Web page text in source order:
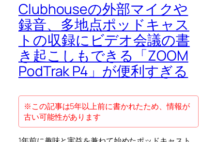
Clubhouseの外部マイクや
録音、多地点ポッドキャス
トの収録にビデオ会議の書
き起こしもできる「ZOOM
PodTrak P4」が便利すぎる
※この記事は5年以上前に書かれたため、情報が
古い可能性があります